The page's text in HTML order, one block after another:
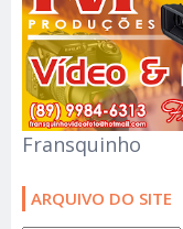
Fransquinho
ARQUIVO DO SITE